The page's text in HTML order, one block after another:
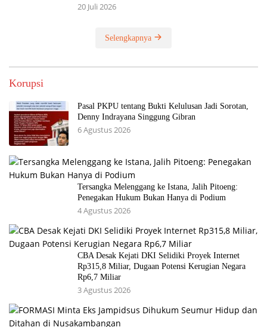
20 Juli 2026
Selengkapnya
Korupsi
Pasal PKPU tentang Bukti Kelulusan Jadi Sorotan,
Denny Indrayana Singgung Gibran
6 Agustus 2026
Tersangka Melenggang ke Istana, Jalih Pitoeng:
Penegakan Hukum Bukan Hanya di Podium
4 Agustus 2026
CBA Desak Kejati DKI Selidiki Proyek Internet
Rp315,8 Miliar, Dugaan Potensi Kerugian Negara
Rp6,7 Miliar
3 Agustus 2026